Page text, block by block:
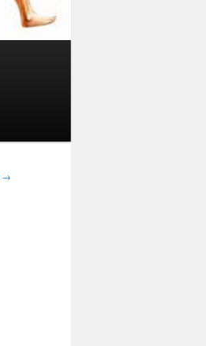
→